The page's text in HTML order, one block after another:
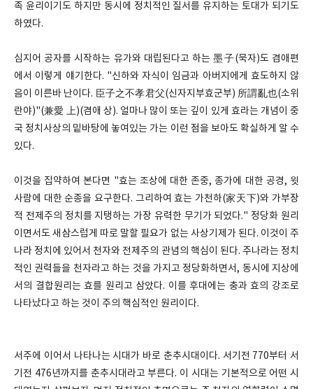
족 윤리이기도 하지만 동시에 정치적인 질서를 유지하는 토대가 되기도
하였다.
심지어 공자를 시작하는 유가와 대립된다고 하는 墨子(묵자)도 겸애편
에서 이렇게 얘기한다. "신하와 자식이 임금과 아버지에게 효도하지 않
음이 이른바 난이다. 臣子之不孝君父(신자지부효군부) 所謂亂也(소위
란야)"(兼愛 上)(겸애 상). 얼마나 많이 또는 깊이 있게 효라는 개념이 중
국 정치사상의 밑바탕에 놓여있는 가는 이런 점을 보아도 확실하게 알 수
있다.
이것을 집약하여 본다면 "효는 조상에 대한 존중, 종가에 대한 공경, 윗
사람에 대한 순종을 요구한다. 그리하여 효는 가천하(家天下)와 가부장
적 전제주의 정치를 지탱하는 가장 유력한 무기가 되었다." 정당화 원리
이면서도 새삼스럽게 따로 말할 필요가 없는 사상기제가 된다. 이것이 주
나라 정치에 있어서 천자와 전제주의 관념의 핵심이 된다. 주나라는 정치
적인 권력들을 천자라고 하는 것을 가지고 정당화하면서, 동시에 지상에
서의 결합원리는 효를 원리고 삼았다. 이를 후대에는 충과 효의 강조로
나타났다고 하는 것이 주의 핵심적인 원리이다.
서주에 이어서 나타나는 시대가 바로 춘추시대이다. 서기전 770부터 서
기전 476년까지를 춘추시대라고 부른다. 이 시대는 기본적으로 어떤 시